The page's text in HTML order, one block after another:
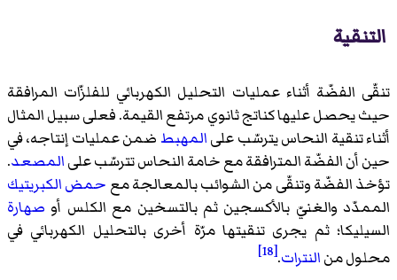
التنقية
تنقّى الفضّة أثناء عمليات التحليل الكهربائي للفلزّات المرافقة
حيث يحصل عليها كناتج ثانوي مرتفع القيمة. فعلى سبيل المثال
أثناء تنقية النحاس يترسّب علىالمهبط ضمن عمليات إنتاجه، في
حين أن الفضّة المترافقة مع خامة النحاس تترسّب علىالمصعد.
تؤخذ الفضّة وتنقّى من الشوائب بالمعالجة مع حمض الكبريتيك
الممدّد والغنيّ بالأكسجين ثم بالتسخين مع الكلس أو صهارة
السيليكا؛ ثم يجرى تنقيتها مرّة أخرى بالتحليل الكهربائي في
محلول منالنترات.
[18]